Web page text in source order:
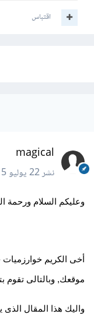
اقتباس
magical
نشر22 يوليو 2015
وعليكم السلام ورحمة
موقعك, وبالتالى تقوم
واليك هذا المقال الذى يشرح ال200